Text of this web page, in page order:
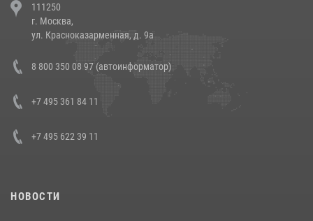
напавших на бригаду скорой помощи (видео)
14 июля 2026, 12:20
В Росгвардии прошла военно-научная конференция по обобщению
боевого опыта
111250
г. Москва,
ул. Красноказарменная, д. 9а
8 800 350 08 97 (автоинформатор)
+7 495 361 84 11
+7 495 622 39 11
НОВОСТИ